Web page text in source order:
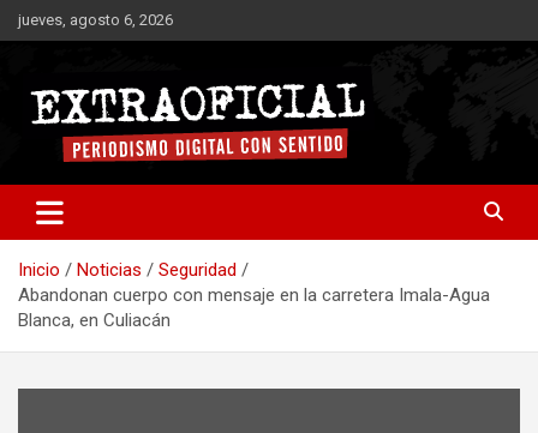
Saltar
al
jueves, agosto 6, 2026
Extraoficial
Inicio Noticias
Seguridad
Abandonan cuerpo con mensaje en la carretera Imala-Agua
Blanca, en Culiacán